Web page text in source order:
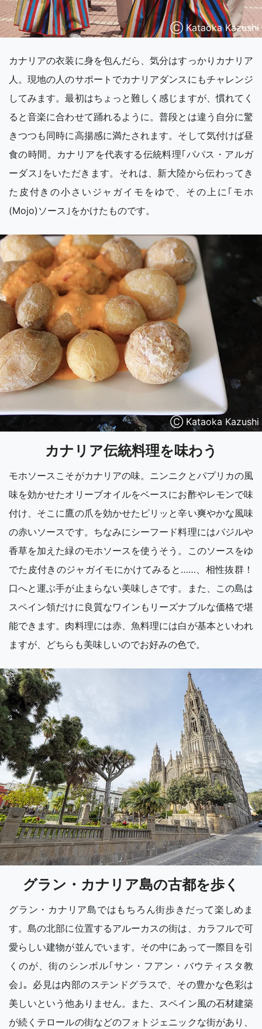
Ⓒ Kataoka Kazushi
カナリアの衣装に身を包んだら、気分はすっかりカナリア
人。現地の人のサポートでカナリアダンスにもチャレンジ
してみます。最初はちょっと難しく感じますが、慣れてく
ると音楽に合わせて踊れるように。普段とは違う自分に驚
きつつも同時に高揚感に満たされます。そして気付けば昼
食の時間。カナリアを代表する伝統料理｢パパス・アルガ
ーダス｣をいただきます。それは、新大陸から伝わってき
た皮付きの小さいジャガイモをゆで、その上に｢モホ
(Mojo)ソース｣をかけたものです。
Ⓒ Kataoka Kazushi
カナリア伝統料理を味わう
モホソースこそがカナリアの味。ニンニクとパプリカの風
味を効かせたオリーブオイルをベースにお酢やレモンで味
付け、そこに鷹の爪を効かせたピリッと辛い爽やかな風味
の赤いソースです。ちなみにシーフード料理にはバジルや
香草を加えた緑のモホソースを使うそう。このソースをゆ
でた皮付きのジャガイモにかけてみると……、相性抜群！
口へと運ぶ手が止まらない美味しさです。また、この島は
スペイン領だけに良質なワインもリーズナブルな価格で堪
能できます。肉料理には赤、魚料理には白が基本といわれ
ますが、どちらも美味しいのでお好みの色で。
グラン・カナリア島の古都を歩く
グラン・カナリア島ではもちろん街歩きだって楽しめま
す。島の北部に位置するアルーカスの街は、カラフルで可
愛らしい建物が並んでいます。その中にあって一際目を引
くのが、街のシンボル｢サン・フアン・バウティスタ教
会｣。必見は内部のステンドグラスで、その豊かな色彩は
美しいという他ありません。また、スペイン風の石材建築
が続くテロールの街などのフォトジェニックな街があり、